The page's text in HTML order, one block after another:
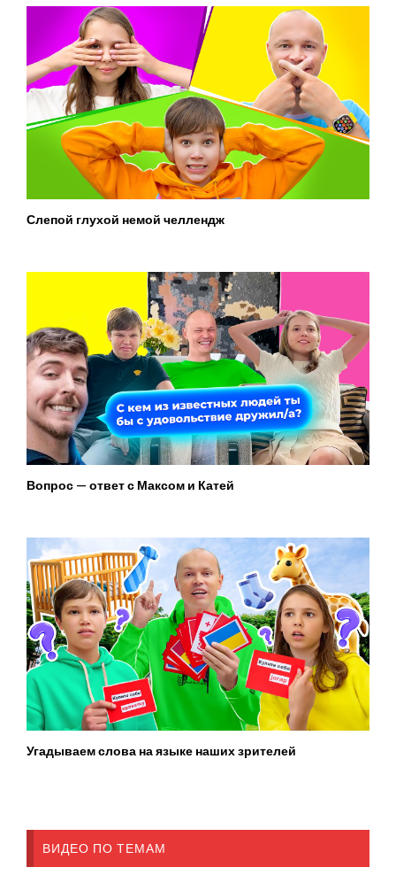
Слепой глухой немой челлендж
Вопрос — ответ с Максом и Катей
Угадываем слова на языке наших зрителей
ВИДЕО ПО ТЕМАМ